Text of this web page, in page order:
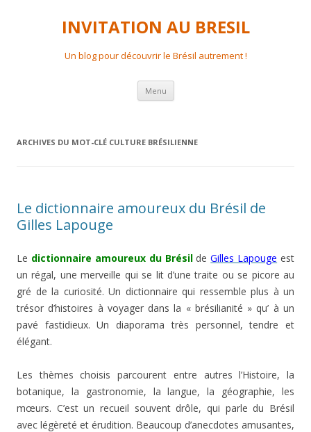
INVITATION AU BRESIL
Un blog pour découvrir le Brésil autrement !
Menu Aller
contenu
ARCHIVES DU MOT-CLÉ CULTURE BRÉSILIENNE
Le dictionnaire amoureux du Brésil de
Gilles Lapouge
Le dictionnaire amoureux du BrésildeGilles Lapouge est
un régal, une merveille qui se lit d’une traite ou se picore au
gré de la curiosité. Un dictionnaire qui ressemble plus à un
trésor d’histoires à voyager dans la « brésilianité » qu’ à un
pavé fastidieux. Un diaporama très personnel, tendre et
élégant.
Les thèmes choisis parcourent entre autres l’Histoire, la
botanique, la gastronomie, la langue, la géographie, les
mœurs. C’est un recueil souvent drôle, qui parle du Brésil
avec légèreté et érudition. Beaucoup d’anecdotes amusantes,